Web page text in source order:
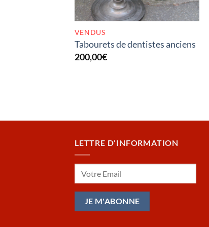
VENDUS
Tabourets de dentistes anciens
200,00€
LETTRE D’INFORMATION